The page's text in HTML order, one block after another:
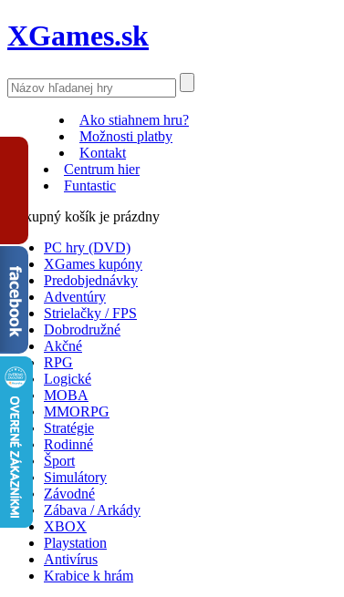
XGames.sk
Ako stiahnem hru?
Možnosti platby
Kontakt
Centrum hier
Funtastic
Nákupný košík je prázdny
PC hry (DVD)
XGames kupóny
Predobjednávky
Adventúry
Strielačky / FPS
Dobrodružné
Akčné
RPG
Logické
MOBA
MMORPG
Stratégie
Rodinné
Šport
Simulátory
Závodné
Zábava / Arkády
XBOX
Playstation
Antivírus
Krabice k hrám